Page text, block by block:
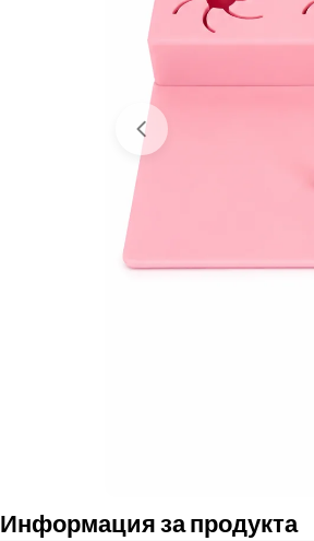
Отвори медия 0 в прозорец
Информация за продукта